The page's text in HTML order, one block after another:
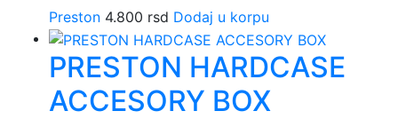
Preston 4.800 rsd Dodaj u korpu
PRESTON HARDCASE
ACCESORY BOX